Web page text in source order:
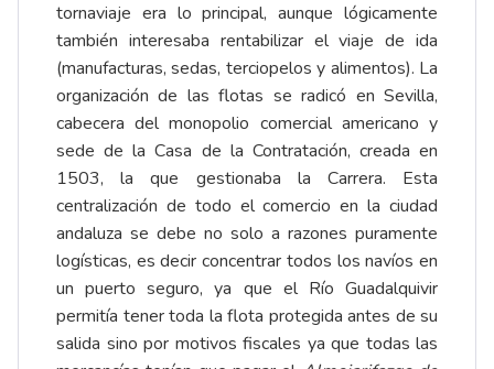
tornaviaje era lo principal, aunque lógicamente
también interesaba rentabilizar el viaje de ida
(manufacturas, sedas, terciopelos y alimentos). La
organización de las flotas se radicó en Sevilla,
cabecera del monopolio comercial americano y
sede de la Casa de la Contratación, creada en
1503, la que gestionaba la Carrera. Esta
centralización de todo el comercio en la ciudad
andaluza se debe no solo a razones puramente
logísticas, es decir concentrar todos los navíos en
un puerto seguro, ya que el Río Guadalquivir
permitía tener toda la flota protegida antes de su
salida sino por motivos fiscales ya que todas las